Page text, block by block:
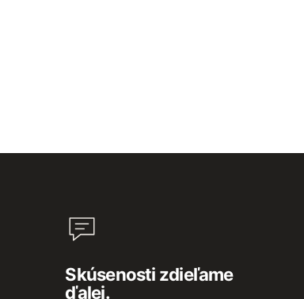
Skúsenosti zdieľame
ďalej.